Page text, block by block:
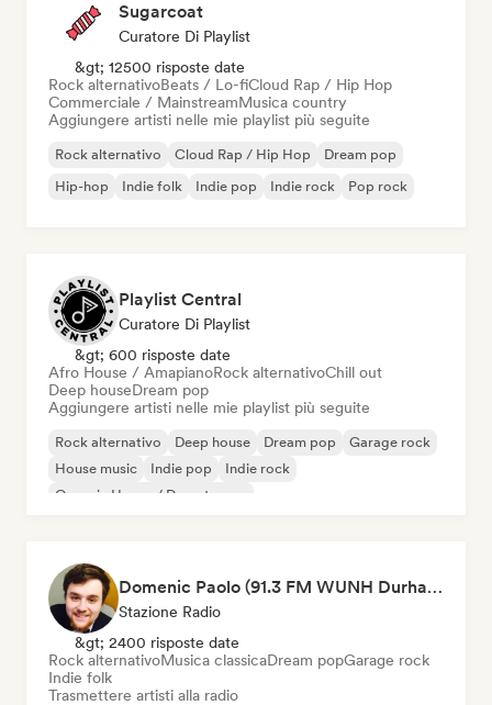
Sugarcoat
Curatore Di Playlist
&gt; 12500 risposte date
Rock alternativoBeats / Lo-fiCloud Rap / Hip Hop
Commerciale / MainstreamMusica country
Aggiungere artisti nelle mie playlist più seguite
Rock alternativo Cloud Rap / Hip Hop
Dream pop
Hip-hop
Indie folk Indie pop Indie rock Pop rock
Playlist Central
Curatore Di Playlist
&gt; 600 risposte date
Afro House / AmapianoRock alternativoChill out
Deep houseDream pop
Aggiungere artisti nelle mie playlist più seguite
Rock alternativo Deep house Dream pop
Garage rock
House music
Indie pop
Indie rock
Organic House / Downtempo
Domenic Paolo (91.3 FM WUNH Durham)
Stazione Radio
&gt; 2400 risposte date
Rock alternativoMusica classicaDream popGarage rock
Indie folk
Trasmettere artisti alla radio